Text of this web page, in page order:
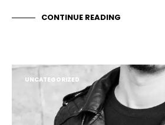
CONTINUE READING
UNCATEGORIZED